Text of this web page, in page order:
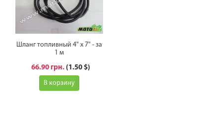
Шланг топливный 4" х 7" - за
1 м
66.90 грн. (1.50 $)
В корзину